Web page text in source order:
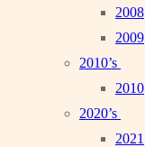
2008
2009
2010’s
2010
2020’s
2021